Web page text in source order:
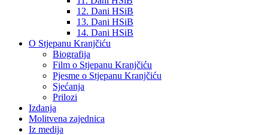
12. Dani HSiB
13. Dani HSiB
14. Dani HSiB
O Stjepanu Kranjčiću
Biografija
Film o Stjepanu Kranjčiću
Pjesme o Stjepanu Kranjčiću
Sjećanja
Prilozi
Izdanja
Molitvena zajednica
Iz medija